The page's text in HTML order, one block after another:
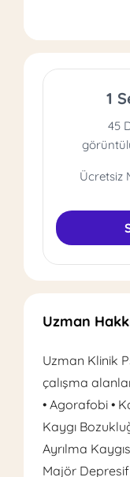
1
45
Ücretsiz
Uzman
Uzman Klinik
çalışma
• Agorafobi •
Kaygı
Ayrılma
Majör